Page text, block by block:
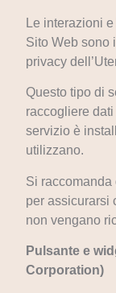
Le interazioni
Sito Web sono
privacy
Questo tipo di
raccogliere
servizio è
utilizzano.
Si
per assicurarsi
non vengano
Pulsante e
Corporation)